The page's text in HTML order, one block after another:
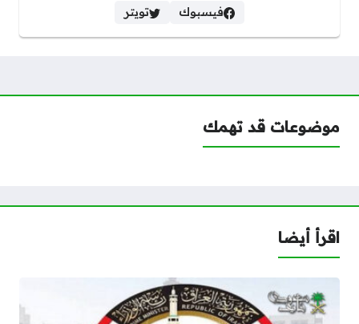
فيسبوك تويتر
موضوعات قد تهمك
اقرأ أيضا